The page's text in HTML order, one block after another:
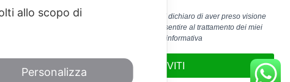
01917920678
of Servicedi Google.
allo scopo di
Personalizza
Cliccando sul pulsante “ISCRIVITI” dichiaro di aver preso visione
e di acconsentire al trattamento dei miei
dati personali per la finalità b) dell’informativa
ISCRIVITI